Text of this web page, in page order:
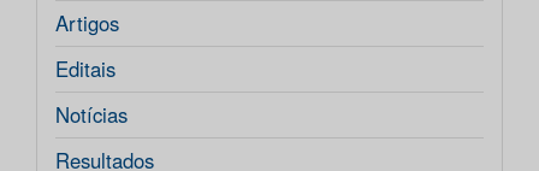
Artigos
Editais
Notícias
Resultados